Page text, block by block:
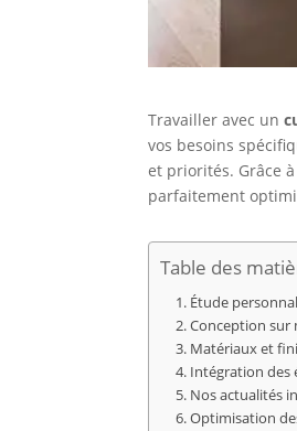
Travailler avec un
vos besoins
et priorités. Grâce
parfaitement
Table des
Étude
Conception sur
Matériaux et
Intégration des
Nos actualités
Optimisation